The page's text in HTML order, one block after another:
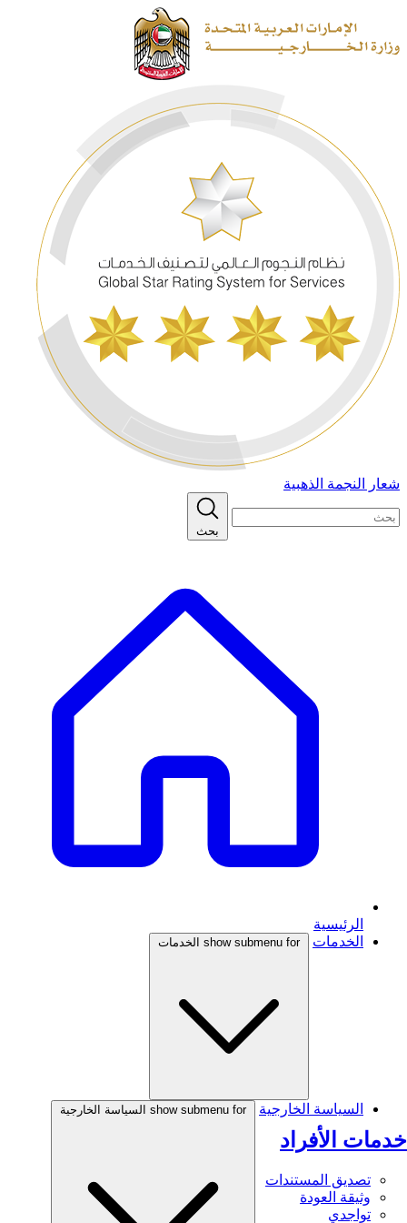
شعار النجمة الذهبية
بحث
الرئيسية
الخدمات
show submenu for الخدمات
خدمات الأفراد
تصديق المستندات
وثيقة العودة
تواجدي
السياسة الخارجية show submenu for السياسة الخارجية